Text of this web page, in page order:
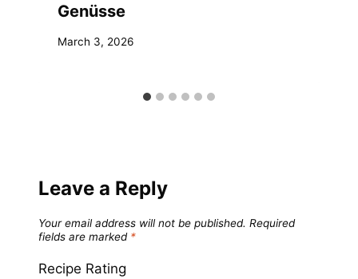
Genüsse
March 3, 2026
Leave a Reply
Your email address will not be published. Required
fields are marked *
Recipe Rating